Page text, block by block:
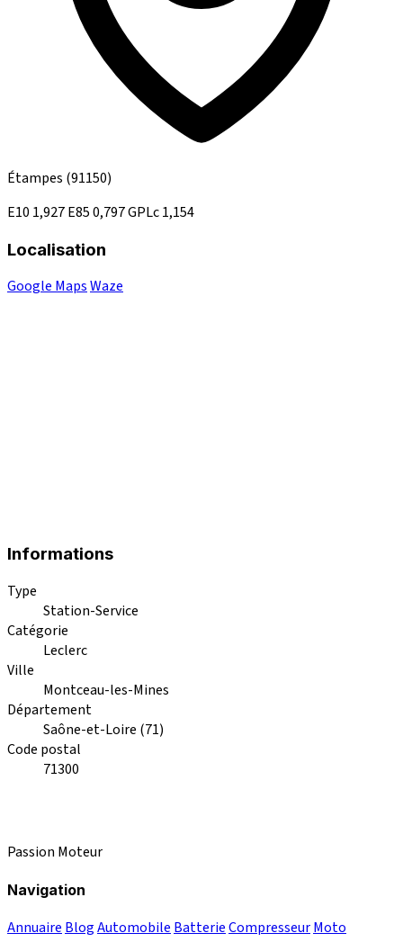
Étampes (91150)
E10 1,927E850,797GPLc1,154
Localisation
Google MapsWaze
Informations
Type
Station-Service
Catégorie
Leclerc
Ville
Montceau-les-Mines
Département
Saône-et-Loire (71)
Code postal
71300
Passion Moteur
Navigation
Annuaire BlogAutomobile BatterieCompresseurMoto